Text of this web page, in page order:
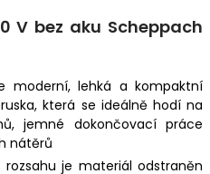
V bez aku Scheppach
moderní, lehká a kompaktní
která se ideálně hodí na
jemné dokončovací práce
nátěrů
je materiál odstraněn